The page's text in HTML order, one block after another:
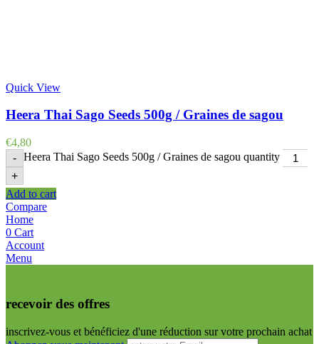
Quick View
Heera Thai Sago Seeds 500g / Graines de sagou
€4,80
- Heera Thai Sago Seeds 500g / Graines de sagou quantity
+
Add to cart
Compare
Home
0 Cart
Account
Menu
recevoir des offres
inscrivez-vous et bénéficiez d'une réduction sur votre prochain achat